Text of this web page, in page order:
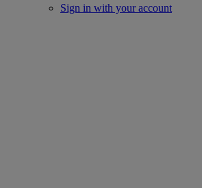
Sign in with your account